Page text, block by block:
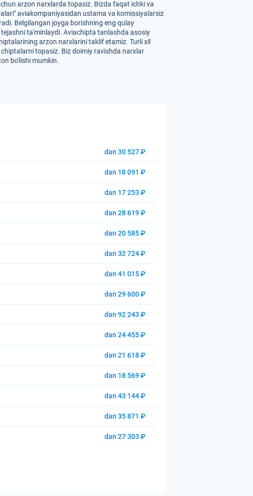
arzon narxlarda topasiz. Bizda faqat ichki va
aviakompaniyasidan ustama va komissiyalarsiz
Belgilangan joyga borishning eng qulay
ta'minlaydi. Aviachipta tanlashda asosiy
arzon narxlarini taklif etamiz. Turli xil
topasiz. Biz doimiy ravishda narxlar
bo'lishi mumkin.
dan 30 527 ₽
dan 18 091 ₽
dan 17 253 ₽
dan 28 619 ₽
dan 20 585 ₽
dan 32 724 ₽
dan 41 015 ₽
dan 29 600 ₽
dan 92 243 ₽
dan 24 455 ₽
dan 21 618 ₽
dan 18 569 ₽
dan 43 144 ₽
dan 35 871 ₽
dan 27 303 ₽